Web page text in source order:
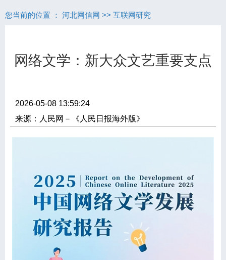
您当前的位置 ： 河北网信网 >> 互联网研究
网络文学：新大众文艺重要支点
2026-05-08 13:59:24
来源：人民网－《人民日报海外版》